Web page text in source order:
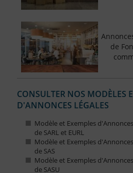
de
CONSULTER NOS MODÈLES
D'ANNONCES LÉGALES
Modèle et Exemples
de SARL et EURL
Modèle et Exemples
de SAS
Modèle et Exemples
de SASU